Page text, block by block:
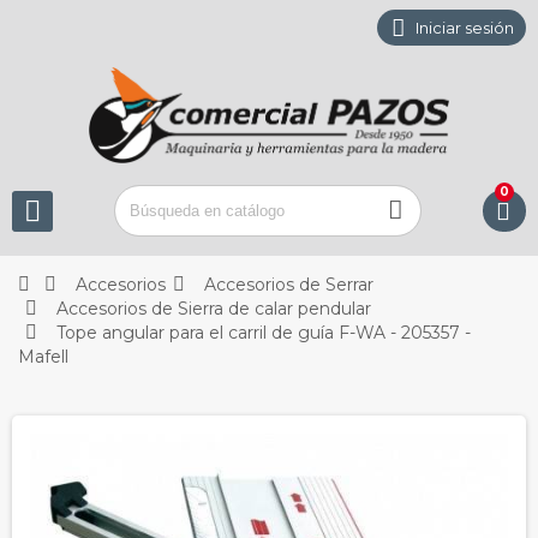
 Iniciar sesión
  
0
  Accesorios  Accesorios de Serrar
 Accesorios de Sierra de calar pendular

Tope angular para el carril de guía F-WA - 205357 -
Mafell